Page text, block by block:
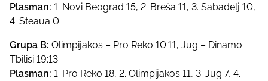
Plasman: 1. Novi Beograd 15, 2. Breša 11, 3. Sabadelj 10,
4. Steaua 0.
Grupa B: Olimpijakos – Pro Reko 10:11, Jug – Dinamo
Tbilisi 19:13.
Plasman: 1. Pro Reko 18, 2. Olimpijakos 11, 3. Jug 7, 4.